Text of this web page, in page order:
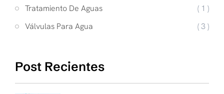
Tratamiento De Aguas
( 1 )
Válvulas Para Agua
( 3 )
Post Recientes